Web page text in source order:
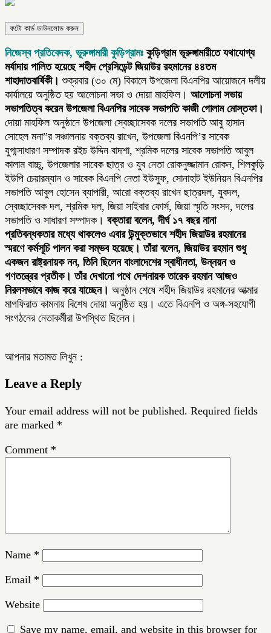
ফটো কার্ড ডাউনলোড করুন
নিজেস্ব প্রতিবেদক, ভূরুঙ্গামারী কুড়িগ্রামঃ কুড়িগ্রাম ভূরুঙ্গামারীতে যথাযোগ্য
মর্যাদায় পালিত হয়েছে শহীদ প্রেসিডেন্ট জিয়াউর রহমানের ৪৪তম
শাহাদাতবার্ষিকী।শুক্রবার (৩০ মে) বিকালে উপজেলা বিএনপির আয়োজনে দলীয়
কার্যালয়ে অনুষ্ঠিত হয় আলোচনা সভা ও দোয়া মাহফিল। আলোচনা সভায়
সভাপতিত্ব করেন উপজেলা বিএনপির সাবেক সভাপতি কাজী গোলাম মোস্তফা।
দোয়া মাহফিল অনুষ্ঠানে উপজেলা স্বেচ্ছাসেবক দলের সভাপতি আবু হাসান
সোহেল মনা”র সঞ্চালনায় বক্তব্য রাখেন, উপজেলা বিএনপি’র সাবেক
যুগ্মসাধারণ সম্পাদক রইচ উদ্দিন বাদশা, শ্রমিক দলের সাবেক সভাপতি আবুল
কালাম বাচ্চু, উপজেলার সাবেক ছাত্র ও যুব নেতা রোকনুজ্জামান রোকন, শিলকুড়ি
ইউপি চেয়ারম্যান ও সাবেক বিএনপি নেতা ইউসুফ, সোনাহাট ইউনিয়ন বিএনপির
সভাপতি আবুল হোসেন ব্যাপারী, আরো বক্তব্য রাখেন ছাত্রদল, যুবদল,
স্বেচ্ছাসেবক দল, শ্রমিক দল, জিয়া সাইবার ফোর্স, জিয়া স্মৃতি সংসদ, দলের
সভাপতি ও সাধারণ সম্পাদক। বক্তারা বলেন, দীর্ঘ ১৭ বছর নানা
প্রতিবন্ধকতার মধ্যে থাকলেও এবার উন্মুক্তভাবে শহীদ জিয়াউর রহমানের
স্মরণে কর্মসূচি পালন করা সম্ভব হয়েছে। তাঁরা বলেন, জিয়াউর রহমান শুধু
একজন রাষ্ট্রনায়ক নন, তিনি ছিলেন বাংলাদেশের স্বাধীনতা, উন্নয়ন ও
গণতন্ত্রের প্রতীক। তাঁর দেখানো পথে দেশনায়ক তারেক রহমান আজও
নিরলসভাবে কাজ করে যাচ্ছেন। অনুষ্ঠান শেষে শহীদ জিয়াউর রহমানের আত্মার
মাগফিরাত কামনায় বিশেষ দোয়া অনুষ্ঠিত হয়। এতে বিএনপি ও অঙ্গ-সহযোগী
সংগঠনের নেতাকর্মীরা উপস্থিত ছিলেন।
আপনার মতামত লিখুন :
Leave a Reply
Your email address will not be published. Required fields
are marked *
Comment *
Name *
Email *
Website
Save my name, email, and website in this browser for